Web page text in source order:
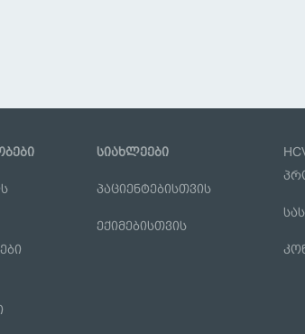
სიახლეები
პაციენტებისთვის
ექიმებისთვის